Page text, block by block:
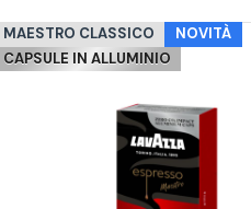
MAESTRO CLASSICO
NOVITÀ
CAPSULE IN ALLUMINIO